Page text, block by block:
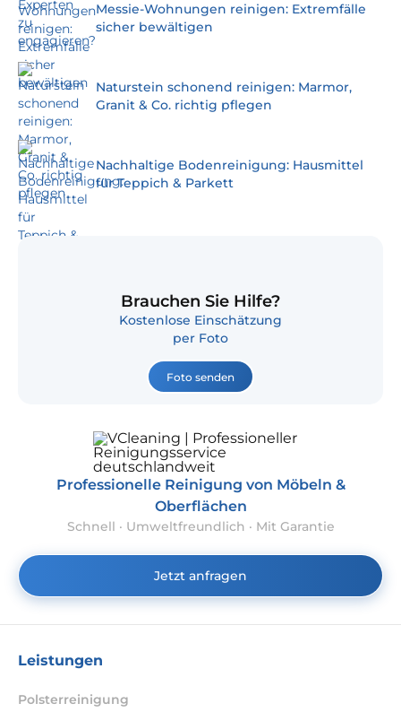
Messie-Wohnungen reinigen: Extremfälle
sicher bewältigen
Naturstein schonend reinigen: Marmor,
Granit & Co. richtig pflegen
Nachhaltige Bodenreinigung: Hausmittel
für Teppich & Parkett
Brauchen Sie Hilfe?
Kostenlose Einschätzung
per Foto
Foto senden
Professionelle Reinigung von Möbeln &
Oberflächen
Schnell · Umweltfreundlich · Mit Garantie
Jetzt anfragen
Leistungen
Polsterreinigung